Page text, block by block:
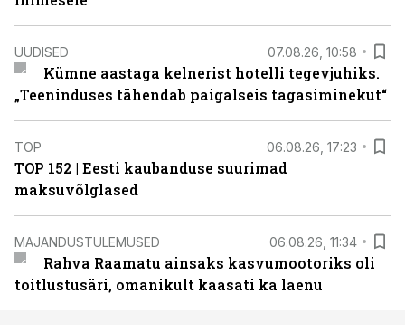
UUDISED 07.08.26, 10:58
Kümne aastaga kelnerist hotelli tegevjuhiks.
„Teeninduses tähendab paigalseis tagasiminekut“
TOP 06.08.26, 17:23
TOP 152 | Eesti kaubanduse suurimad
maksuvõlglased
MAJANDUSTULEMUSED 06.08.26, 11:34
Rahva Raamatu ainsaks kasvumootoriks oli
toitlustusäri, omanikult kaasati ka laenu